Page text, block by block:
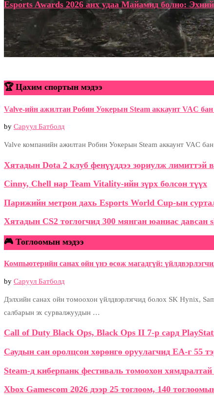
Esports Awards 2026 анх удаа Майамид болно:
🏆 Цахим спортын мэдээ
Valve-ийн ажилтан Робин Уокерын Steam аккаунт VAC бан
by Саруул Батболд
Valve компанийн ажилтан Робин Уокерын Steam аккаунт VAC
Хятадын Dota 2 клуб фенүүддээ зориулж лимиттэй
Cinny, Chell нар Team Vitality-ийн зүрх болсон түүх
Парижийн метрон дахь Esports World Cup-ын
Хятадын CS2 тоглогчид 300 мянган юаниас давсан
🎮 Тоглоомын мэдээ
Компьютерийн санах ойн үнэ өсөж магадгүй:
by Саруул Батболд
Дэлхийн санах ойн томоохон үйлдвэрлэгчид болох SK Hynix,
салбарын эх сурвалжуудын …
Call of Duty Black Ops, Black Ops II 7-р сард
Саудын сан оролцсон хөрөнгө оруулагчид EA-г 55
Steam-д киберпанк фестиваль томоохон хямдралтай
Xbox Gamescom 2026 дээр 25 тоглоом, 140